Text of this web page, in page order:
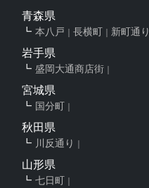
青森県
本八戸 長横町 新町通り
岩手県
盛岡大通商店街
宮城県
国分町
秋田県
川反通り
山形県
七日町